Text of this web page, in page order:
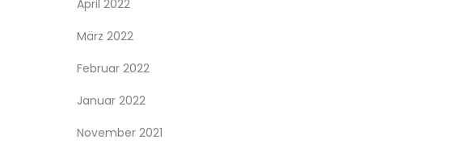
April 2022
März 2022
Februar 2022
Januar 2022
November 2021